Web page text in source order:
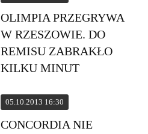
OLIMPIA PRZEGRYWA
W RZESZOWIE. DO
REMISU ZABRAKŁO
KILKU MINUT
05.10.2013 16:30
CONCORDIA NIE